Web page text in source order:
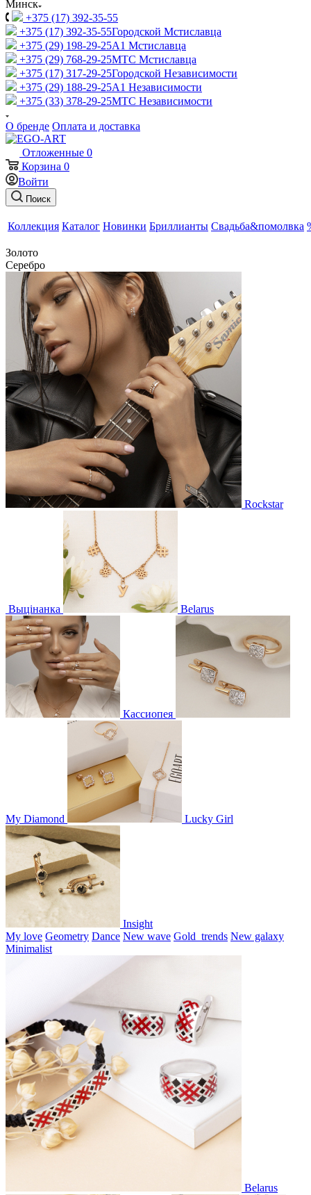
Минск
+375 (17) 392-35-55
+375 (17) 392-35-55Городской Мстиславца
+375 (29) 198-29-25A1 Мстиславца
+375 (29) 768-29-25МТС Мстиславца
+375 (17) 317-29-25Городской Независимости
+375 (29) 188-29-25A1 Независимости
+375 (33) 378-29-25МТС Независимости
О бренде Оплата и доставка
Отложенные 0
Корзина 0
Войти
Поиск
Коллекция Каталог Новинки Бриллианты Свадьба&помолвка
Золото
Серебро
Rockstar
Выцінанка Belarus
Кассиопея
My Diamond Lucky Girl
Insight
My love Geometry Dance New wave Gold_trends New galaxy
Minimalist
Belarus